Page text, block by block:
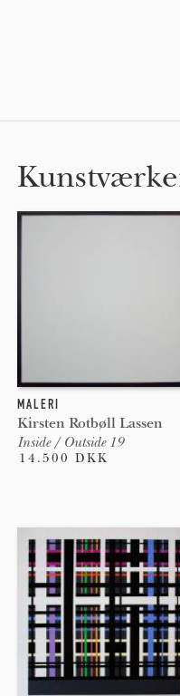
MALERI
Kirsten Rotbøll Lassen
Inside / Outside 19
14.500 DKK